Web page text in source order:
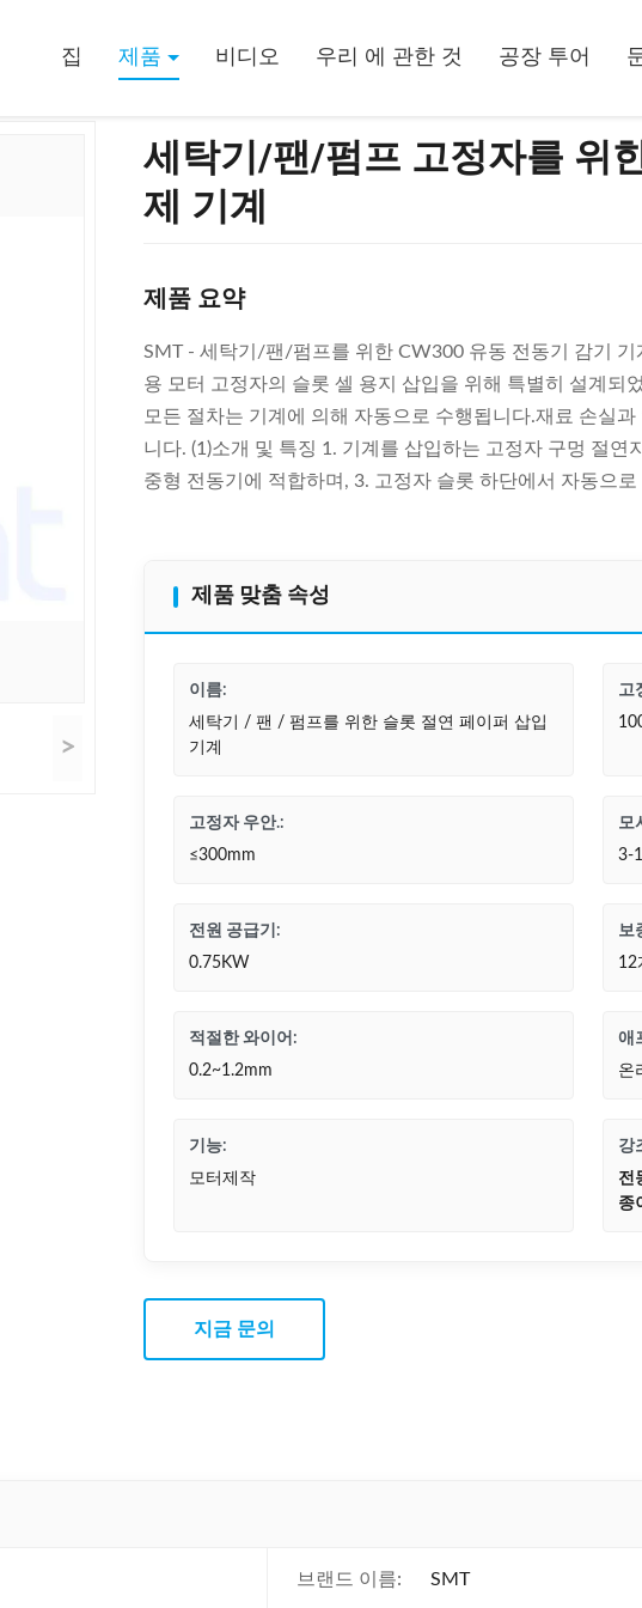
집 제품 비디오 우리 에 관한 것 공장 투어
>
세탁기/팬/펌프 고정자를 위
제 기계
제품 요약
SMT - 세탁기/팬/펌프를 위한 CW300 유동 전동기 감기
용 모터 고정자의 슬롯 셀 용지 삽입을 위해 특별히 설계되
모든 절차는 기계에 의해 자동으로 수행됩니다.재료 손실
니다. (1)소개 및 특징 1. 기계를 삽입하는 고정자 구멍 절연
중형 전동기에 적합하며, 3. 고정자 슬롯 하단에서 자동으
제품 맞춤 속성
이름:
세탁기 / 팬 / 펌프를 위한 슬롯 절연 페이퍼 삽입
기계
고
고정자 우안.:
≤300mm
모
3-
전원 공급기:
0.75KW
보
12
적절한 와이어:
0.2~1.2mm
애
온
기능:
모터제작
강
전
종
지금 문의
브랜드 이름: SMT